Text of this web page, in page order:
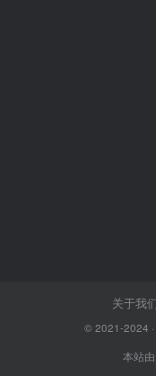
关于我
© 2021-2024 ·
本站由